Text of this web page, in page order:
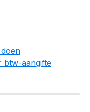
btw-aangifte